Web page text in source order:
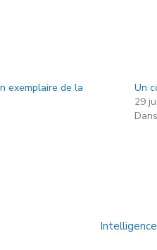
exemplaire de la
Un
29